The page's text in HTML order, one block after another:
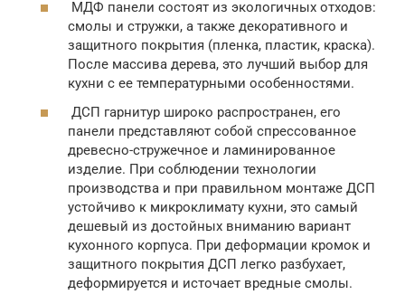
МДФ панели состоят из экологичных отходов:
смолы и стружки, а также декоративного и
защитного покрытия (пленка, пластик, краска).
После массива дерева, это лучший выбор для
кухни с ее температурными особенностями.
ДСП гарнитур широко распространен, его
панели представляют собой спрессованное
древесно-стружечное и ламинированное
изделие. При соблюдении технологии
производства и при правильном монтаже ДСП
устойчиво к микроклимату кухни, это самый
дешевый из достойных вниманию вариант
кухонного корпуса. При деформации кромок и
защитного покрытия ДСП легко разбухает,
деформируется и источает вредные смолы.